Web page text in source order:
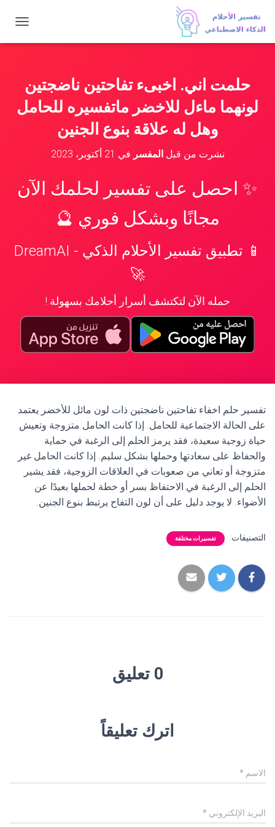
ب
ت
حلمت اني. اخبىء تفاحتين ناضجتين
لونهما ماءل للاخضر ماتفسيره للحامل
وهل له علاقة بنوع الجنين
نشرت من قبلالمفسر في 21 أكتوبر، 2023
✨ احصل على تفسير لحلمك الآن
مجانًا وبشكل فوري 🔮
📱 تطبيق تفسير الأحلام الذكي - DreamAI
🚀
حمله الآن لتكتشف أسرار أحلامك بسهولة !
تفسير حلم اخفاء تفاحتين ناضجتين ذات لون مائل للأخضر يعتمد
على الحالة الاجتماعية للحامل. إذا كانت الحامل متزوجة وتعيش
حياة زوجية سعيدة، فقد يرمز الحلم إلى الرغبة في حماية
والحفاظ على سعادتها وحملها بشكل سليم. إذا كانت الحامل غير
متزوجة أو تعاني من صعوبات في العلاقات الزوجية، فقد يشير
الحلم إلى الرغبة في الاحتفاظ بسر أو خطة لحملها بعيدًا عن
الأضواء. لا يوجد دليل على أن لون التفاح يرتبط بنوع الجنين.
التصنيفات: تفسيرات مختلفة
0 تعليق
اترك تعليقاً
الاسم *
البريد الإلكتروني *